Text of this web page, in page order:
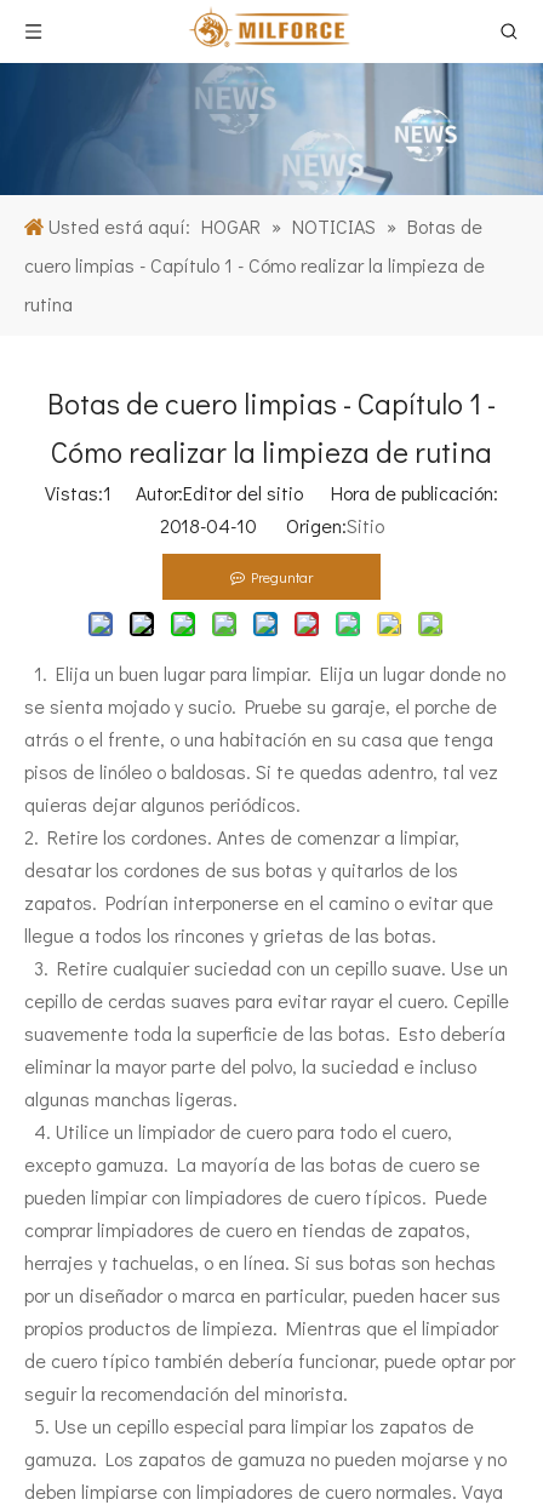
Usted está aquí: HOGAR » NOTICIAS » Botas de
cuero limpias - Capítulo 1 - Cómo realizar la limpieza de
rutina
Botas de cuero limpias - Capítulo 1 -
Cómo realizar la limpieza de rutina
Vistas:1 Autor:Editor del sitio Hora de publicación:
2018-04-10 Origen:Sitio
Preguntar
1. Elija un buen lugar para limpiar. Elija un lugar donde no
se sienta mojado y sucio. Pruebe su garaje, el porche de
atrás o el frente, o una habitación en su casa que tenga
pisos de linóleo o baldosas. Si te quedas adentro, tal vez
quieras dejar algunos periódicos.
2. Retire los cordones. Antes de comenzar a limpiar,
desatar los cordones de sus botas y quitarlos de los
zapatos. Podrían interponerse en el camino o evitar que
llegue a todos los rincones y grietas de las botas.
3. Retire cualquier suciedad con un cepillo suave. Use un
cepillo de cerdas suaves para evitar rayar el cuero. Cepille
suavemente toda la superficie de las botas. Esto debería
eliminar la mayor parte del polvo, la suciedad e incluso
algunas manchas ligeras.
4. Utilice un limpiador de cuero para todo el cuero,
excepto gamuza. La mayoría de las botas de cuero se
pueden limpiar con limpiadores de cuero típicos. Puede
comprar limpiadores de cuero en tiendas de zapatos,
herrajes y tachuelas, o en línea. Si sus botas son hechas
por un diseñador o marca en particular, pueden hacer sus
propios productos de limpieza. Mientras que el limpiador
de cuero típico también debería funcionar, puede optar por
seguir la recomendación del minorista.
5. Use un cepillo especial para limpiar los zapatos de
gamuza. Los zapatos de gamuza no pueden mojarse y no
deben limpiarse con limpiadores de cuero normales. Vaya